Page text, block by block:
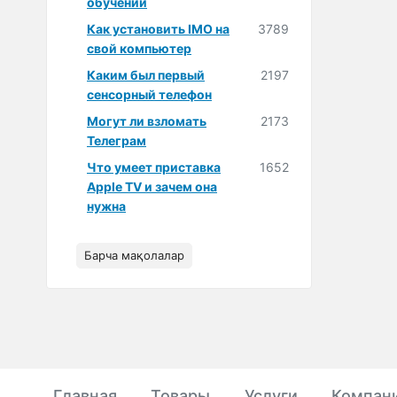
Как установить IMO на
свой компьютер
3789
Каким был первый
сенсорный телефон
2197
Могут ли взломать
Телеграм
2173
Что умеет приставка
Apple TV и зачем она
нужна
1652
Барча мақолалар